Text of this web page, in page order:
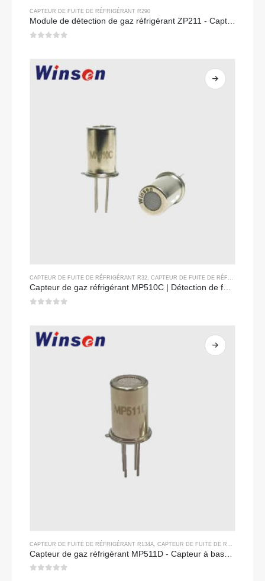
CAPTEUR DE FUITE DE RÉFRIGÉRANT R290
Module de détection de gaz réfrigérant ZP211 - Capteur à haute sensibilité pour détection de fuite de réfrigérant
CAPTEUR DE FUITE DE RÉFRIGÉRANT R32 CAPTEUR DE FUITE DE RÉFRIGÉRANT R134A
CAPTEUR DE FUITE DE RÉFRIGÉRANT R134A CAPTEUR DE FUITE DE RÉFRIGÉRANT R290